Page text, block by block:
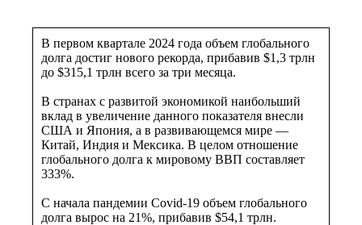
В первом квартале 2024 года объем глобального
долга достиг нового рекорда, прибавив $1,3 трлн
до $315,1 трлн всего за три месяца.
В странах с развитой экономикой наибольший
вклад в увеличение данного показателя внесли
США и Япония, а в развивающемся мире —
Китай, Индия и Мексика. В целом отношение
глобального долга к мировому ВВП составляет
333%.
С начала пандемии Covid-19 объем глобального
долга вырос на 21%, прибавив $54,1 трлн.